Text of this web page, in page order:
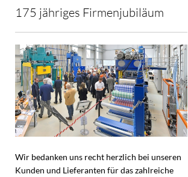
175 jähriges Firmenjubiläum
Wir bedanken uns recht herzlich bei unseren
Kunden und Lieferanten für das zahlreiche